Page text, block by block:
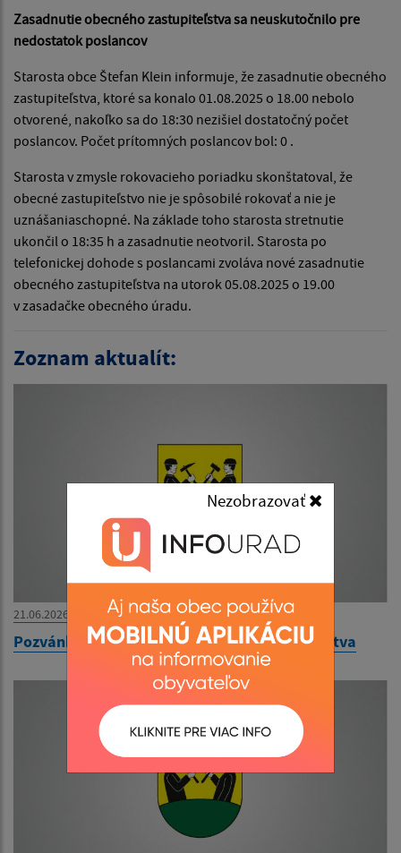
Nezobrazovať
Zasadnutie obecného zastupiteľstva sa neuskutočnilo pre
nedostatok poslancov
Starosta obce Štefan Klein informuje, že zasadnutie obecného
zastupiteľstva, ktoré sa konalo 01.08.2025 o 18.00 nebolo
otvorené, nakoľko sa do 18:30 nezišiel dostatočný počet
poslancov. Počet prítomných poslancov bol: 0 .
Starosta v zmysle rokovacieho poriadku skonštatoval, že
obecné zastupiteľstvo nie je spôsobilé rokovať a nie je
uznášaniaschopné. Na základe toho starosta stretnutie
ukončil o 18:35 h a zasadnutie neotvoril. Starosta po
telefonickej dohode s poslancami zvoláva nové zasadnutie
obecného zastupiteľstva na utorok 05.08.2025 o 19.00
v zasadačke obecného úradu.
Zoznam aktualít:
21.06.2026
Pozvánka na rokovanie obecného zastupiteľstva